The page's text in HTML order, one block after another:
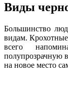
Виды
Большинство
видам.
всего
полупрозрачную
на новое место